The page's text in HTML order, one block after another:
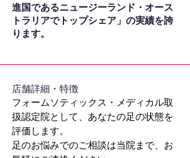
進国であるニュージーランド・オース
トラリアでトップシェア」の実績を誇
ります。
​店舗詳細・特徴
フォームソティックス・メディカル取
扱認定院として、あなたの足の状態を
評価します。
足のお悩みでのご相談は当院まで、お